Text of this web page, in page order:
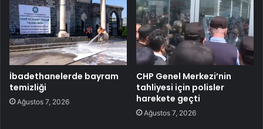
İbadethanelerde bayram
temizliği
Ağustos 7, 2026
CHP Genel Merkezi’nin
tahliyesi için polisler
harekete geçti
Ağustos 7, 2026